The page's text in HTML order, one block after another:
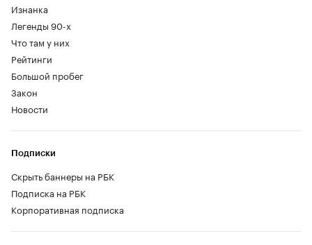
Изнанка
Легенды 90-х
Что там у них
Рейтинги
Большой пробег
Закон
Новости
Подписки
Скрыть баннеры на РБК
Подписка на РБК
Корпоративная подписка